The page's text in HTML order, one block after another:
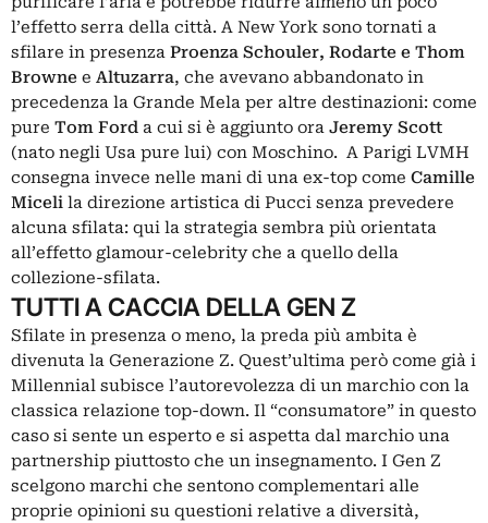
l’effetto serra della città. A New York sono tornati a
sfilare in presenza Proenza Schouler, Rodarte e Thom
Browne e Altuzarra, che avevano abbandonato in
precedenza la Grande Mela per altre destinazioni: come
pure Tom Ford a cui si è aggiunto ora Jeremy Scott
(nato negli Usa pure lui) con Moschino. A Parigi LVMH
consegna invece nelle mani di una ex-top come Camille
Miceli la direzione artistica di Pucci senza prevedere
alcuna sfilata: qui la strategia sembra più orientata
all’effetto glamour-celebrity che a quello della
collezione-sfilata.
TUTTI A CACCIA DELLA GEN Z
Sfilate in presenza o meno, la preda più ambita è
divenuta la Generazione Z. Quest’ultima però come già i
Millennial subisce l’autorevolezza di un marchio con la
classica relazione top-down. Il “consumatore” in questo
caso si sente un esperto e si aspetta dal marchio una
partnership piuttosto che un insegnamento. I Gen Z
scelgono marchi che sentono complementari alle
proprie opinioni su questioni relative a diversità,